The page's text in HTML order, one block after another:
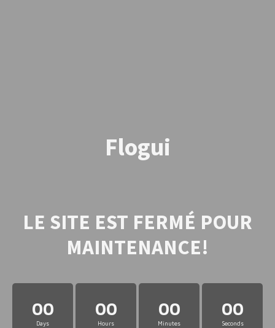
Flogui
LE SITE EST FERMÉ POUR
MAINTENANCE!
00
Days
00
Hours
00
Minutes
00
Seconds